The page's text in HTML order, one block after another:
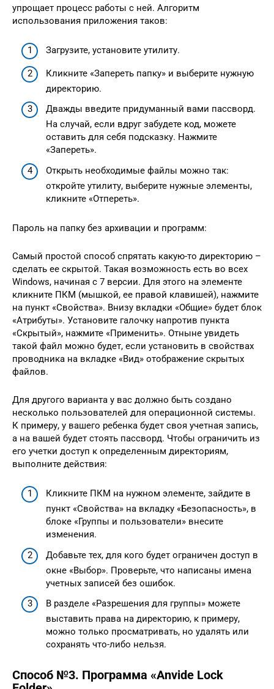
упрощает процесс работы с ней. Алгоритм
использования приложения таков:
Загрузите, установите утилиту.
Кликните «Запереть папку» и выберите нужную
директорию.
Дважды введите придуманный вами пассворд.
На случай, если вдруг забудете код, можете
оставить для себя подсказку. Нажмите
«Запереть».
Открыть необходимые файлы можно так:
откройте утилиту, выберите нужные элементы,
кликните «Отпереть».
Пароль на папку без архивации и программ:
Самый простой способ спрятать какую-то директорию –
сделать ее скрытой. Такая возможность есть во всех
Windows, начиная с 7 версии. Для этого на элементе
кликните ПКМ (мышкой, ее правой клавишей), нажмите
на пункт «Свойства». Внизу вкладки «Общие» будет блок
«Атрибуты». Установите галочку напротив пункта
«Скрытый», нажмите «Применить». Отныне увидеть
такой файл можно будет, если установить в свойствах
проводника на вкладке «Вид» отображение скрытых
файлов.
Для другого варианта у вас должно быть создано
несколько пользователей для операционной системы.
К примеру, у вашего ребенка будет своя учетная запись,
а на вашей будет стоять пассворд. Чтобы ограничить из
его учетки доступ к определенным директориям,
выполните действия:
Кликните ПКМ на нужном элементе, зайдите в
пункт «Свойства» на вкладку «Безопасность», в
блоке «Группы и пользователи» внесите
изменения.
Добавьте тех, для кого будет ограничен доступ в
окне «Выбор». Проверьте, что написаны имена
учетных записей без ошибок.
В разделе «Разрешения для группы» можете
выставить права на директорию, к примеру,
можно только просматривать, но удалять или
сохранять что-либо нельзя.
Способ №3. Программа «Anvide Lock